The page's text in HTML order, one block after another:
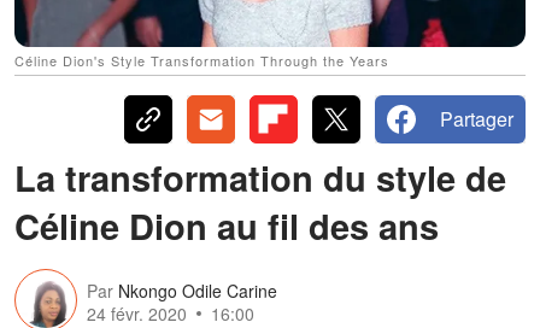
Céline Dion's Style Transformation Through the Years
Partager
La transformation du style de
Céline Dion au fil des ans
Par Nkongo Odile Carine
24 févr. 2020
16:00